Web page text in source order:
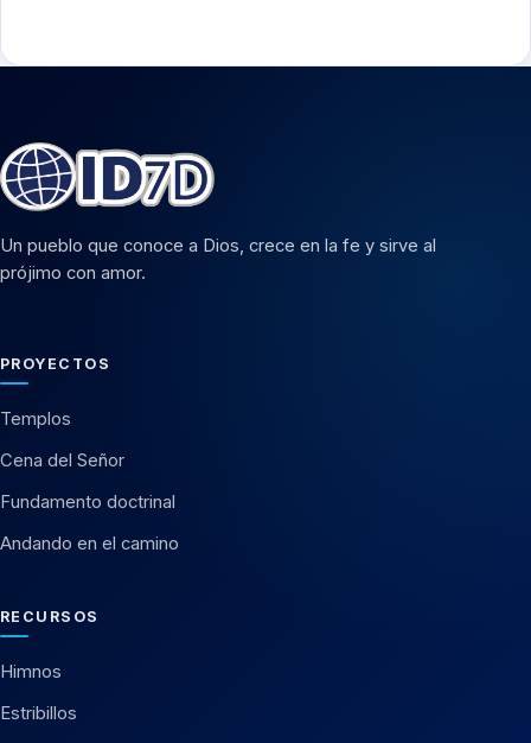
Un pueblo que conoce a Dios, crece en la fe y sirve al
prójimo con amor.
PROYECTOS
Templos
Cena del Señor
Fundamento doctrinal
Andando en el camino
RECURSOS
Himnos
Estribillos